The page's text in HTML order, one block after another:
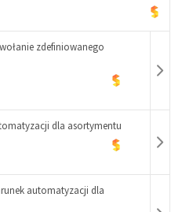
zdefiniowanego
dla asortymentu
automatyzacji dla